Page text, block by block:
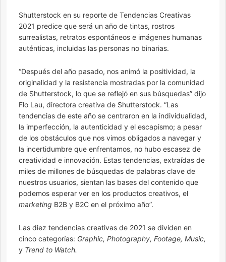
Shutterstock en su reporte de Tendencias Creativas
2021 predice que será un año de tintas, rostros
surrealistas, retratos espontáneos e imágenes humanas
auténticas, incluidas las personas no binarias.
“Después del año pasado, nos animó la positividad, la
originalidad y la resistencia mostradas por la comunidad
de Shutterstock, lo que se reflejó en sus búsquedas” dijo
Flo Lau, directora creativa de Shutterstock. “Las
tendencias de este año se centraron en la individualidad,
la imperfección, la autenticidad y el escapismo; a pesar
de los obstáculos que nos vimos obligados a navegar y
la incertidumbre que enfrentamos, no hubo escasez de
creatividad e innovación. Estas tendencias, extraídas de
miles de millones de búsquedas de palabras clave de
nuestros usuarios, sientan las bases del contenido que
podemos esperar ver en los productos creativos, el
marketing B2B y B2C en el próximo año”.
Las diez tendencias creativas de 2021 se dividen en
cinco categorías: Graphic, Photography, Footage, Music,
y Trend to Watch.